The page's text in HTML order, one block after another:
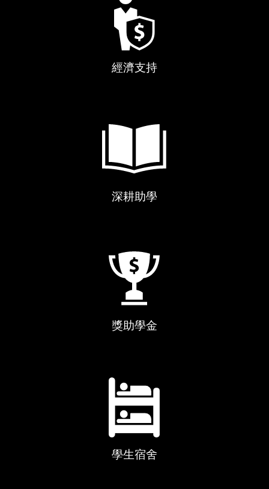
經濟支持
深耕助學
獎助學金
學生宿舍